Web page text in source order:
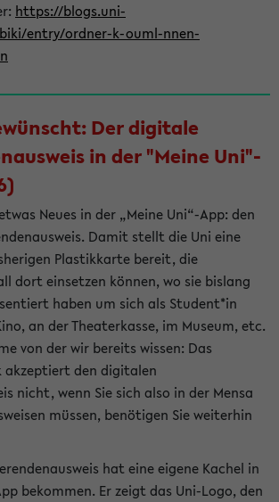
https://blogs.uni-
entry/ordner-k-ouml-nnen-
Der digitale
in der "Meine Uni"-
Neues in der „Meine Uni“-App: den
Damit stellt die Uni eine
Plastikkarte bereit, die
dort einsetzen können, wo sie bislang
haben um sich als Student*in
an der Theaterkasse, im Museum, etc.
von der wir bereits wissen: Das
akzeptiert den digitalen
nicht, wenn Sie sich also in der Mensa
müssen, benötigen Sie weiterhin
hat eine eigene Kachel in
bekommen. Er zeigt das Uni-Logo, den